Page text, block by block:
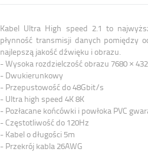
Kabel Ultra High speed 2.1 to
płynność transmisji danych pomiędzy
najlepszą jakość dźwięku i obrazu.
- Wysoka rozdzielczość obrazu 7680 ×
- Dwukierunkowy
- Przepustowość do 48Gbit/s
- Ultra high speed 4K 8K
- Pozłacane końcówki i powłoka PVC
- Częstotliwość do 120Hz
- Kabel o długości 5m
- Przekrój kabla 26AWG